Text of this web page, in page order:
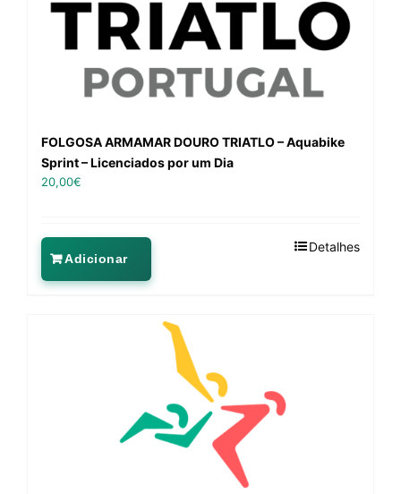
FOLGOSA ARMAMAR DOURO TRIATLO – Aquabike
Sprint – Licenciados por um Dia
20,00€
Adicionar
Detalhes